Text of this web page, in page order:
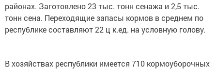
районах. Заготовлено 23 тыс. тонн сенажа и 2,5 тыс.
тонн сена. Переходящие запасы кормов в среднем по
республике составляют 22 ц к.ед. на условную голову.
В хозяйствах республики имеется 710 кормоуборочных